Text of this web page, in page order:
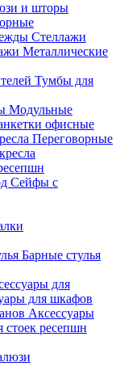
и шторы
Стеллажи
Металлические
Тумбы для
Модульные
офисные
Переговорные
Сейфы с
Барные стулья
для
для шкафов
Аксессуары
стоек ресепшн